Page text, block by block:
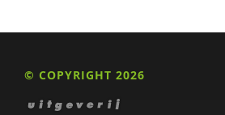
© COPYRIGHT 2026